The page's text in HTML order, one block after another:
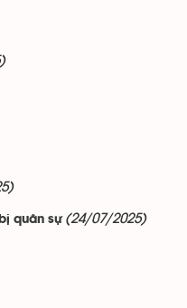
quân sự (24/07/2025)